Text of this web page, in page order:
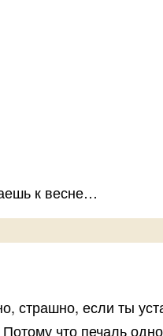
к весне…
страшно, если ты
что печаль